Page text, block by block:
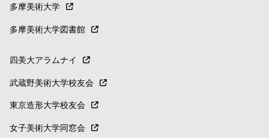
多摩美術大学
多摩美術大学図書館
四美大アラムナイ
武蔵野美術大学校友会
東京造形大学校友会
女子美術大学同窓会